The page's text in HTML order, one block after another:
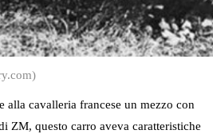
alla cavalleria francese un mezzo con
ZM, questo carro aveva caratteristiche